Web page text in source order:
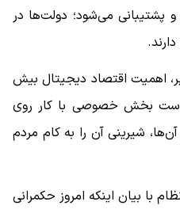
پشتیبانی می‌شود؛ دولت‌ها در
اهمیت اقتصاد دیجیتال بیش
بخش خصوصی با کار روی
شیرینی آن را به کام مردم
بیان اینکه امروز حکمرانی